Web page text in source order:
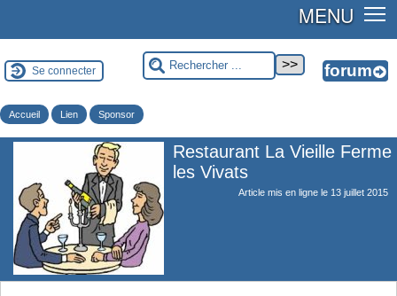
MENU
Se connecter
Accueil Lien Sponsor
Restaurant La Vieille Ferme
les Vivats
Article mis en ligne le 13 juillet 2015